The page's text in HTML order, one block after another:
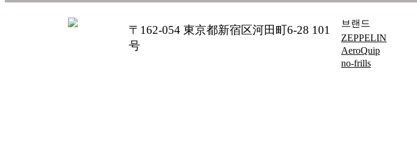
〒162-054 東京都新宿区河田町6-28 101
号
브랜드
ZEPPELIN
AeroQuip
no-frills